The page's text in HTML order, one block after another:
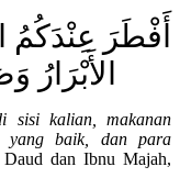
أَفْطَرَ عِنْدَكُمُ
الأَبْرَارُ
sisi kalian, makanan
yang baik, dan para
dan Ibnu Majah,